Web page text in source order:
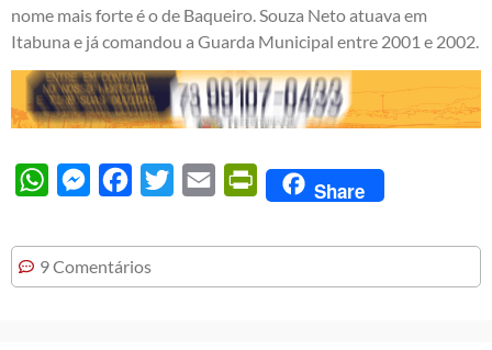
nome mais forte é o de Baqueiro. Souza Neto atuava em
Itabuna e já comandou a Guarda Municipal entre 2001 e 2002.
WhatsAppMessengerFacebook
Twitter Email PrintFriendly
Share
9 Comentários